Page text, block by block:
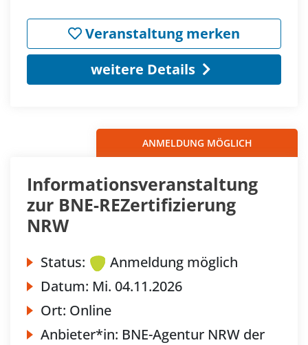
Veranstaltung merken
weitere Details
ANMELDUNG MÖGLICH
Informationsveranstaltung
zur BNE-REZertifizierung
NRW
Status:
Anmeldung möglich
Datum: Mi. 04.11.2026
Ort: Online
Anbieter*in: BNE-Agentur NRW der